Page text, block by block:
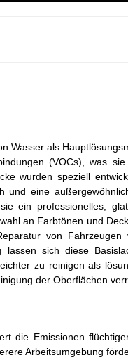
Wasser als
(VOCs), was
wurden speziell
und eine
ein professionelles,
an Farbtönen und
von Fahrzeugen
lassen sich diese
zu reinigen als
der Oberflächen
die Emissionen
Arbeitsumgebung